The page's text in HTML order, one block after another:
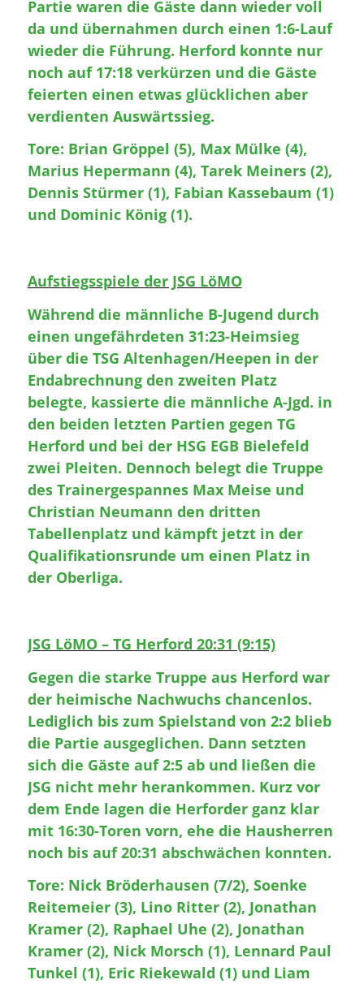
Partie waren die Gäste dann wieder voll
da und übernahmen durch einen 1:6-Lauf
wieder die Führung. Herford konnte nur
noch auf 17:18 verkürzen und die Gäste
feierten einen etwas glücklichen aber
verdienten Auswärtssieg.
Tore: Brian Gröppel (5), Max Mülke (4),
Marius Hepermann (4), Tarek Meiners (2),
Dennis Stürmer (1), Fabian Kassebaum (1)
und Dominic König (1).
Aufstiegsspiele der JSG LöMO
Während die männliche B-Jugend durch
einen ungefährdeten 31:23-Heimsieg
über die TSG Altenhagen/Heepen in der
Endabrechnung den zweiten Platz
belegte, kassierte die männliche A-Jgd. in
den beiden letzten Partien gegen TG
Herford und bei der HSG EGB Bielefeld
zwei Pleiten. Dennoch belegt die Truppe
des Trainergespannes Max Meise und
Christian Neumann den dritten
Tabellenplatz und kämpft jetzt in der
Qualifikationsrunde um einen Platz in
der Oberliga.
JSG LöMO – TG Herford 20:31 (9:15)
Gegen die starke Truppe aus Herford war
der heimische Nachwuchs chancenlos.
Lediglich bis zum Spielstand von 2:2 blieb
die Partie ausgeglichen. Dann setzten
sich die Gäste auf 2:5 ab und ließen die
JSG nicht mehr herankommen. Kurz vor
dem Ende lagen die Herforder ganz klar
mit 16:30-Toren vorn, ehe die Hausherren
noch bis auf 20:31 abschwächen konnten.
Tore: Nick Bröderhausen (7/2), Soenke
Reitemeier (3), Lino Ritter (2), Jonathan
Kramer (2), Raphael Uhe (2), Jonathan
Kramer (2), Nick Morsch (1), Lennard Paul
Tunkel (1), Eric Riekewald (1) und Liam